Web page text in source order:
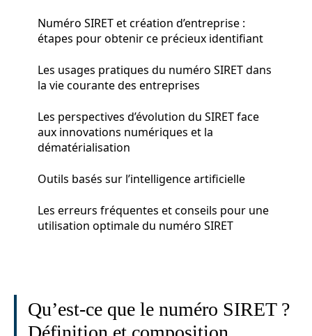
Numéro SIRET et création d’entreprise :
étapes pour obtenir ce précieux identifiant
Les usages pratiques du numéro SIRET dans
la vie courante des entreprises
Les perspectives d’évolution du SIRET face
aux innovations numériques et la
dématérialisation
Outils basés sur l’intelligence artificielle
Les erreurs fréquentes et conseils pour une
utilisation optimale du numéro SIRET
Qu’est-ce que le numéro SIRET ?